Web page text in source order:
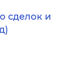
сделок и